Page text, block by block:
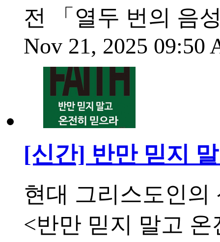
전 「열두 번의 음
Nov 21, 2025 09:50
[신간] 반만 믿지
현대 그리스도인의
<반만 믿지 말고